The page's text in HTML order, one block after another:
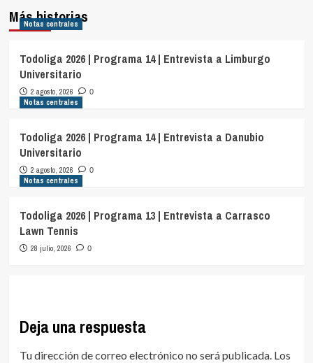
Más historias
Notas centrales
Todoliga 2026 | Programa 14 | Entrevista a Limburgo
Universitario
2 agosto, 2026 0
Notas centrales
Todoliga 2026 | Programa 14 | Entrevista a Danubio
Universitario
2 agosto, 2026 0
Notas centrales
Todoliga 2026 | Programa 13 | Entrevista a Carrasco
Lawn Tennis
28 julio, 2026 0
Deja una respuesta
Tu dirección de correo electrónico no será publicada. Los